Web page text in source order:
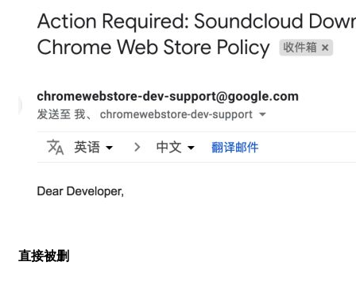
直接被删